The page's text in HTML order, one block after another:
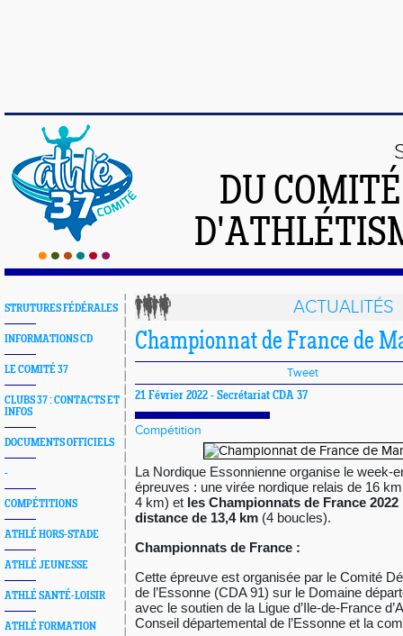
DU
STRUTURES FÉDÉRALES
INFORMATIONS CD
LE COMITÉ 37
CLUBS 37 : CONTACTS ET
INFOS
DOCUMENTS OFFICIELS
-
COMPÉTITIONS
ATHLÉ HORS-STADE
ATHLÉ JEUNESSE
ATHLÉ SANTÉ-LOISIR
ATHLÉ FORMATION
ACTUALITÉS
Championnat de France de
Tweet
21 Février 2022 - Secrétariat CDA 37
Compétition
La Nordique Essonnienne organise le week-
épreuves : une virée nordique relais de 16
4 km) et les Championnats de France
distance de 13,4 km (4 boucles).
Championnats de France :
Cette épreuve est organisée par le Comité
de l’Essonne (CDA 91) sur le Domaine
avec le soutien de la Ligue d’Ile‐de‐France
Conseil départemental de l’Essonne et la